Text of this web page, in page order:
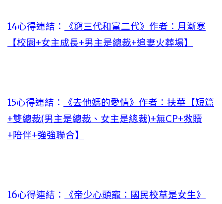
14心得連結：
《窮三代和富二代》作者：月漸寒
【校園+女主成長+男主是總裁+追妻火葬場】
15心得連結：
《去他媽的愛情》作者：扶華【短篇
+雙總裁(男主是總裁、女主是總裁)+無CP+救贖
+陪伴+強強聯合】
16心得連結：
《帝少心頭寵：國民校草是女生》